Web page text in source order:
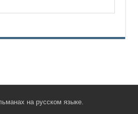
на русском языке.